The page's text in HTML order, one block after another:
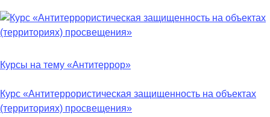
Курсы на тему «Антитеррор»
Курс «Антитеррористическая защищенность на объектах
(территориях) просвещения»